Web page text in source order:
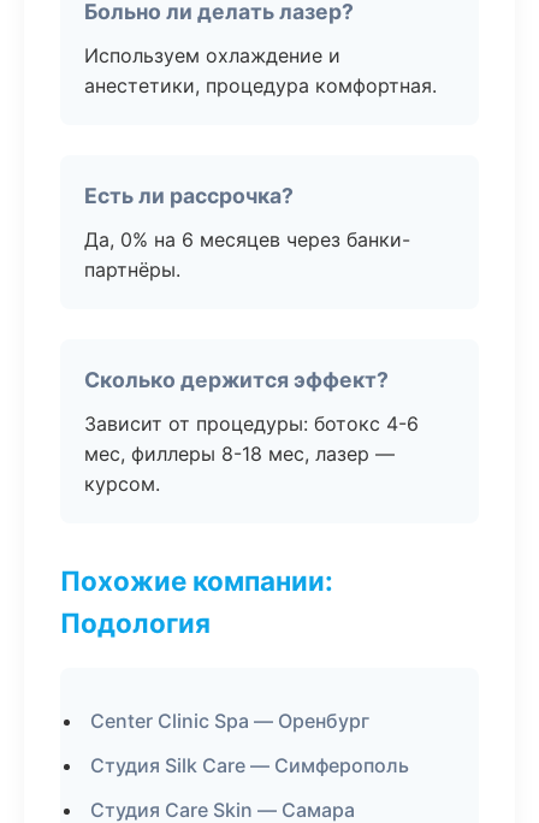
Больно ли делать лазер?
Используем охлаждение и
анестетики, процедура комфортная.
Есть ли рассрочка?
Да, 0% на 6 месяцев через банки-
партнёры.
Сколько держится эффект?
Зависит от процедуры: ботокс 4-6
мес, филлеры 8-18 мес, лазер —
курсом.
Похожие компании:
Подология
Center Clinic Spa — Оренбург
Студия Silk Care — Симферополь
Студия Care Skin — Самара